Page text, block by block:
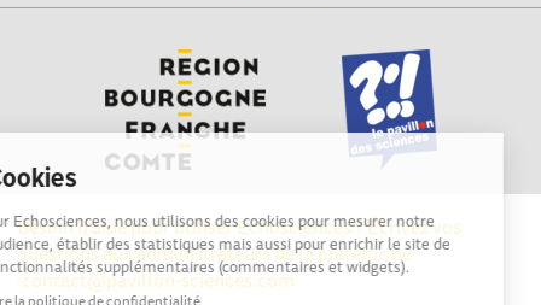
Cookies
Sur Echosciences, nous utilisons des cookies pour mesurer notre
audience, établir des statistiques mais aussi pour enrichir le site de
fonctionnalités supplémentaires (commentaires et widgets).
Besoin d'aide pour utiliser Echosciences ? Écrivez vos
questions aux administrateurs de la plateforme
:contact@pavillon-sciences.com